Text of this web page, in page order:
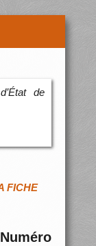
de
FICHE